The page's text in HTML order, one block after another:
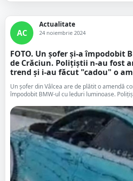
AC
Actualitate
24 noiembrie 2024
FOTO. Un șofer și-a împodobit
de Crăciun. Polițiștii n-au fost
trend și i-au făcut "cadou" o
Un şofer din Vâlcea are de plătit o amendă
împodobit BMW-ul cu leduri luminoase.